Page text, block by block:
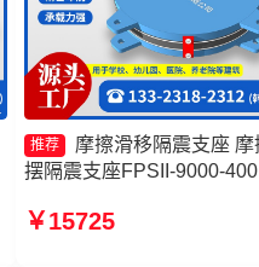
推荐
摩擦滑移隔震支座 摩
摆隔震支座FPSII-9000-
家 建筑摩擦摆建筑隔震支
￥15725